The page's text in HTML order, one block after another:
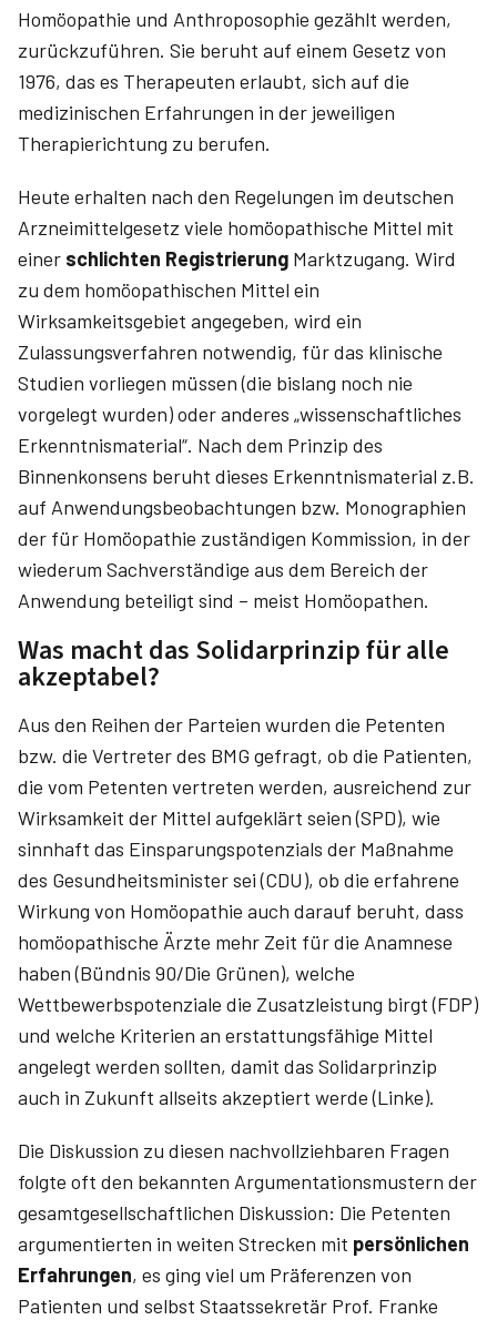
Homöopathie und Anthroposophie gezählt werden,
zurückzuführen. Sie beruht auf einem Gesetz von
1976, das es Therapeuten erlaubt, sich auf die
medizinischen Erfahrungen in der jeweiligen
Therapierichtung zu berufen.
Heute erhalten nach den Regelungen im deutschen
Arzneimittelgesetz viele homöopathische Mittel mit
einer schlichten Registrierung Marktzugang. Wird
zu dem homöopathischen Mittel ein
Wirksamkeitsgebiet angegeben, wird ein
Zulassungsverfahren notwendig, für das klinische
Studien vorliegen müssen (die bislang noch nie
vorgelegt wurden) oder anderes „wissenschaftliches
Erkenntnismaterial“. Nach dem Prinzip des
Binnenkonsens beruht dieses Erkenntnismaterial z.B.
auf Anwendungsbeobachtungen bzw. Monographien
der für Homöopathie zuständigen Kommission, in der
wiederum Sachverständige aus dem Bereich der
Anwendung beteiligt sind – meist Homöopathen.
Was macht das Solidarprinzip für alle
akzeptabel?
Aus den Reihen der Parteien wurden die Petenten
bzw. die Vertreter des BMG gefragt, ob die Patienten,
die vom Petenten vertreten werden, ausreichend zur
Wirksamkeit der Mittel aufgeklärt seien (SPD), wie
sinnhaft das Einsparungspotenzials der Maßnahme
des Gesundheitsminister sei (CDU), ob die erfahrene
Wirkung von Homöopathie auch darauf beruht, dass
homöopathische Ärzte mehr Zeit für die Anamnese
haben (Bündnis 90/Die Grünen), welche
Wettbewerbspotenziale die Zusatzleistung birgt (FDP)
und welche Kriterien an erstattungsfähige Mittel
angelegt werden sollten, damit das Solidarprinzip
auch in Zukunft allseits akzeptiert werde (Linke).
Die Diskussion zu diesen nachvollziehbaren Fragen
folgte oft den bekannten Argumentationsmustern der
gesamtgesellschaftlichen Diskussion: Die Petenten
argumentierten in weiten Strecken mit persönlichen
Erfahrungen, es ging viel um Präferenzen von
Patienten und selbst Staatssekretär Prof. Franke